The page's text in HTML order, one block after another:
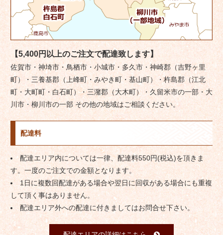
【5,400円以上のご注文で配達致します】
佐賀市・神埼市・鳥栖市・小城市・多久市・神崎郡（吉野ヶ里
町）・三養基郡（上峰町・みやき町・基山町）・杵島郡（江北
町・大町町・白石町）・三潴郡（大木町）・久留米市の一部・大
川市・柳川市の一部 その他の地域はご相談ください。
配達料
配達エリア内については一律、配達料550円(税込)を頂きま
す。一度のご注文での金額となります。
1日に複数回配達がある場合や翌日に回収がある場合にも重複
して頂く事はありません。
配達エリア外への配達に付きましてはお問合せ下さい。